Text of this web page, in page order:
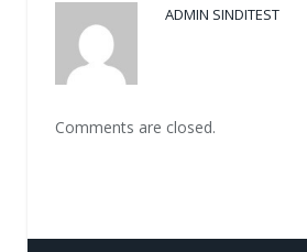
ADMIN SINDITEST
Comments are closed.